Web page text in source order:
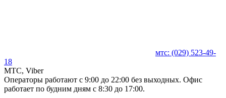
мтс: (029) 523-49-
18
MTC, Viber
Операторы работают с 9:00 до 22:00 без выходных. Офис
работает по будним дням с 8:30 до 17:00.